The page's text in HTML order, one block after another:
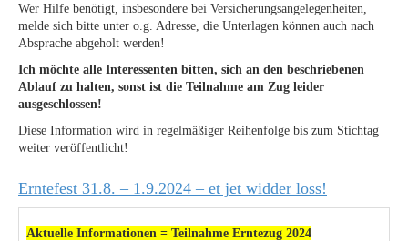
Wer Hilfe benötigt, insbesondere bei Versicherungsangelegenheiten,
melde sich bitte unter o.g. Adresse, die Unterlagen können auch nach
Absprache abgeholt werden!
Ich möchte alle Interessenten bitten, sich an den beschriebenen
Ablauf zu halten, sonst ist die Teilnahme am Zug leider
ausgeschlossen!
Diese Information wird in regelmäßiger Reihenfolge bis zum Stichtag
weiter veröffentlicht!
Erntefest 31.8. – 1.9.2024 – et jet widder loss!
Aktuelle Informationen = Teilnahme Erntezug 2024